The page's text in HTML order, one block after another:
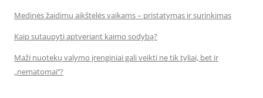
Medinės žaidimų aikštelės vaikams – pristatymas ir surinkimas
Kaip sutaupyti aptveriant kaimo sodybą?
Maži nuotekų valymo įrenginiai gali veikti ne tik tyliai, bet ir
„nematomai‘‘?